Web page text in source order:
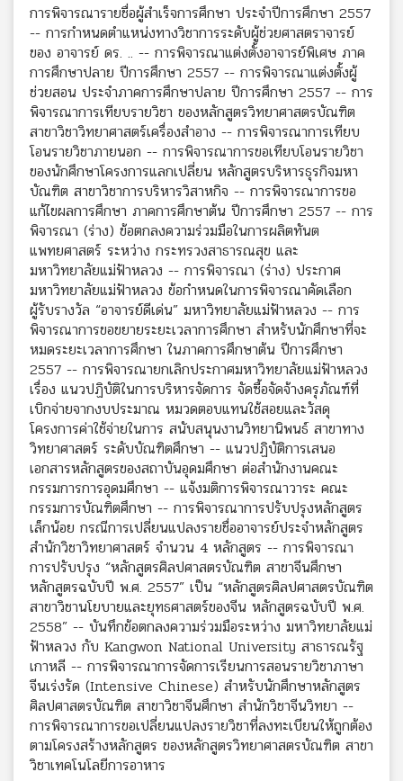
การพิจารณารายชื่อผู้สำเร็จการศึกษา ประจำปีการศึกษา 2557
-- การกำหนดตำแหน่งทางวิชาการระดับผู้ช่วยศาสตราจารย์
ของ อาจารย์ ดร. .. -- การพิจารณาแต่งตั้งอาจารย์พิเศษ ภาค
การศึกษาปลาย ปีการศึกษา 2557 -- การพิจารณาแต่งตั้งผู้
ช่วยสอน ประจำภาคการศึกษาปลาย ปีการศึกษา 2557 -- การ
พิจารณาการเทียบรายวิชา ของหลักสูตรวิทยาศาสตรบัณฑิต
สาขาวิชาวิทยาศาสตร์เครื่องสำอาง -- การพิจารณาการเทียบ
โอนรายวิชาภายนอก -- การพิจารณาการขอเทียบโอนรายวิชา
ของนักศึกษาโครงการแลกเปลี่ยน หลักสูตรบริหารธุรกิจมหา
บัณฑิต สาขาวิชาการบริหารวิสาหกิจ -- การพิจารณาการขอ
แก้ไขผลการศึกษา ภาคการศึกษาต้น ปีการศึกษา 2557 -- การ
พิจารณา (ร่าง) ข้อตกลงความร่วมมือในการผลิตทันต
แพทยศาสตร์ ระหว่าง กระทรวงสาธารณสุข และ
มหาวิทยาลัยแม่ฟ้าหลวง -- การพิจารณา (ร่าง) ประกาศ
มหาวิทยาลัยแม่ฟ้าหลวง ข้อกำหนดในการพิจารณาคัดเลือก
ผู้รับรางวัล “อาจารย์ดีเด่น” มหาวิทยาลัยแม่ฟ้าหลวง -- การ
พิจารณาการขอขยายระยะเวลาการศึกษา สำหรับนักศึกษาที่จะ
หมดระยะเวลาการศึกษา ในภาคการศึกษาต้น ปีการศึกษา
2557 -- การพิจารณายกเลิกประกาศมหาวิทยาลัยแม่ฟ้าหลวง
เรื่อง แนวปฏิบัติในการบริหารจัดการ จัดซื้อจัดจ้างครุภัณฑ์ที่
เบิกจ่ายจากงบประมาณ หมวดตอบแทนใช้สอยและวัสดุ
โครงการค่าใช้จ่ายในการ สนับสนุนงานวิทยานิพนธ์ สาขาทาง
วิทยาศาสตร์ ระดับบัณฑิตศึกษา -- แนวปฏิบัติการเสนอ
เอกสารหลักสูตรของสถาบันอุดมศึกษา ต่อสำนักงานคณะ
กรรมการการอุดมศึกษา -- แจ้งมติการพิจารณาวาระ คณะ
กรรมการบัณฑิตศึกษา -- การพิจารณาการปรับปรุงหลักสูตร
เล็กน้อย กรณีการเปลี่ยนแปลงรายชื่ออาจารย์ประจำหลักสูตร
สำนักวิชาวิทยาศาสตร์ จำนวน 4 หลักสูตร -- การพิจารณา
การปรับปรุง “หลักสูตรศิลปศาสตรบัณฑิต สาขาจีนศึกษา
หลักสูตรฉบับปี พ.ศ. 2557” เป็น “หลักสูตรศิลปศาสตรบัณฑิต
สาขาวิชานโยบายและยุทธศาสตร์ของจีน หลักสูตรฉบับปี พ.ศ.
2558” -- บันทึกข้อตกลงความร่วมมือระหว่าง มหาวิทยาลัยแม่
ฟ้าหลวง กับ Kangwon National University สาธารณรัฐ
เกาหลี -- การพิจารณาการจัดการเรียนการสอนรายวิชาภาษา
จีนเร่งรัด (Intensive Chinese) สำหรับนักศึกษาหลักสูตร
ศิลปศาสตรบัณฑิต สาขาวิชาจีนศึกษา สำนักวิชาจีนวิทยา --
การพิจารณาการขอเปลี่ยนแปลงรายวิชาที่ลงทะเบียนให้ถูกต้อง
ตามโครงสร้างหลักสูตร ของหลักสูตรวิทยาศาสตรบัณฑิต สาขา
วิชาเทคโนโลยีการอาหาร